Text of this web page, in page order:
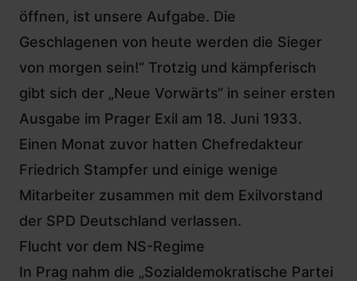
öffnen, ist unsere Aufgabe. Die
Geschlagenen von heute werden die Sieger
von morgen sein!“ Trotzig und kämpferisch
gibt sich der „Neue Vorwärts“ in seiner ersten
Ausgabe im Prager Exil am 18. Juni 1933.
Einen Monat zuvor hatten Chefredakteur
Friedrich Stampfer und einige wenige
Mitarbeiter zusammen mit dem Exilvorstand
der SPD Deutschland verlassen.
Flucht vor dem NS-Regime
In Prag nahm die „Sozialdemokratische Partei